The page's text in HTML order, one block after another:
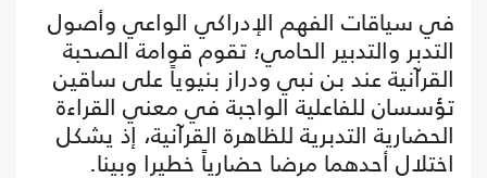
في سياقات الفهم الإدراكي الواعي وأصول
التدبر والتدبير الحامي؛ تقوم قوامة الصحبة
القرآنية عند بن نبي ودراز بنيوياً على ساقين
تؤسسان للفاعلية الواجبة في معني القراءة
الحضارية التدبرية للظاهرة القرآنية، إذ يشكل
اختلال أحدهما مرضا حضارياً خطيرا وبينا.